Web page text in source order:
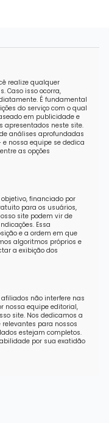
realize qualquer
Caso isso ocorra,
É fundamental
do serviço com o qual
em publicidade e
apresentados neste site.
análises aprofundadas
nossa equipe se dedica
as opções
financiado por
para os usuários,
site podem vir de
Essa
e a ordem em que
algoritmos próprios e
a exibição dos
não interfere nas
nossa equipe editorial,
site. Nos dedicamos a
para nossos
estejam completos.
por sua exatidão